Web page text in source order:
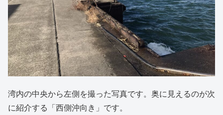
湾内の中央から左側を撮った写真です。奥に見えるのが次
に紹介する「西側沖向き」です。